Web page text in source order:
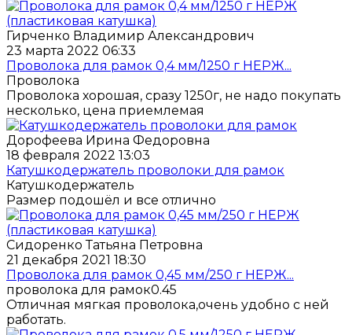
Гирченко Владимир Александрович
23 марта 2022 06:33
Проволока для рамок 0,4 мм/1250 г НЕРЖ...
Проволока
Проволока хорошая, сразу 1250г, не надо покупать
несколько, цена приемлемая
Дорофеева Ирина Федоровна
18 февраля 2022 13:03
Катушкодержатель проволоки для рамок
Катушкодержатель
Размер подошёл и все отлично
Сидоренко Татьяна Петровна
21 декабря 2021 18:30
Проволока для рамок 0,45 мм/250 г НЕРЖ...
проволока для рамок0.45
Отличная мягкая проволока,очень удобно с ней
работать.